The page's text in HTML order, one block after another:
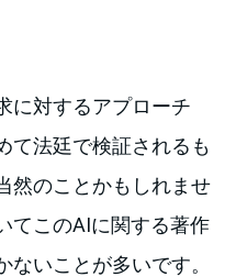
に対するアプローチ
て法廷で検証されるも
然のことかもしれませ
てこのAIに関する著作
いことが多いです。